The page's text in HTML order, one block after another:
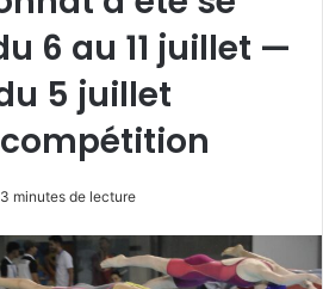
6 au 11 juillet —
5 juillet
3 minutes de lecture